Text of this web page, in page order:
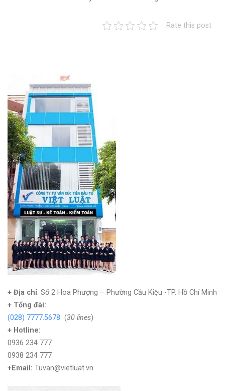
Rate this post
+ Địa chỉ: Số 2 Hoa Phượng – Phường Cầu Kiệu -TP. Hồ Chí Minh
+ Tổng đài:
(028) 7777.5678 (30 lines)
+ Hotline:
0936 234 777
0938 234 777
+Email: Tuvan@vietluat.vn